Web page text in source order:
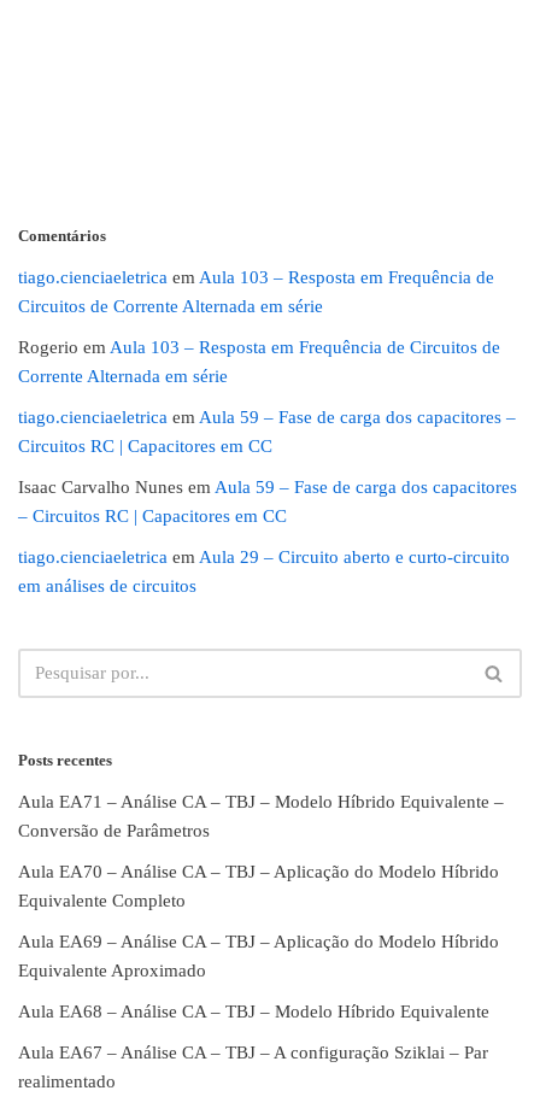
Comentários
tiago.cienciaeletrica em Aula 103 – Resposta em Frequência de
Circuitos de Corrente Alternada em série
Rogerio em Aula 103 – Resposta em Frequência de Circuitos de
Corrente Alternada em série
tiago.cienciaeletrica em Aula 59 – Fase de carga dos capacitores –
Circuitos RC | Capacitores em CC
Isaac Carvalho Nunes em Aula 59 – Fase de carga dos capacitores
– Circuitos RC | Capacitores em CC
tiago.cienciaeletrica em Aula 29 – Circuito aberto e curto-circuito
em análises de circuitos
Posts recentes
Aula EA71 – Análise CA – TBJ – Modelo Híbrido Equivalente –
Conversão de Parâmetros
Aula EA70 – Análise CA – TBJ – Aplicação do Modelo Híbrido
Equivalente Completo
Aula EA69 – Análise CA – TBJ – Aplicação do Modelo Híbrido
Equivalente Aproximado
Aula EA68 – Análise CA – TBJ – Modelo Híbrido Equivalente
Aula EA67 – Análise CA – TBJ – A configuração Sziklai – Par
realimentado